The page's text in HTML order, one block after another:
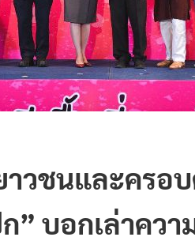
าวชนและครอ
” บอกเล่าควา